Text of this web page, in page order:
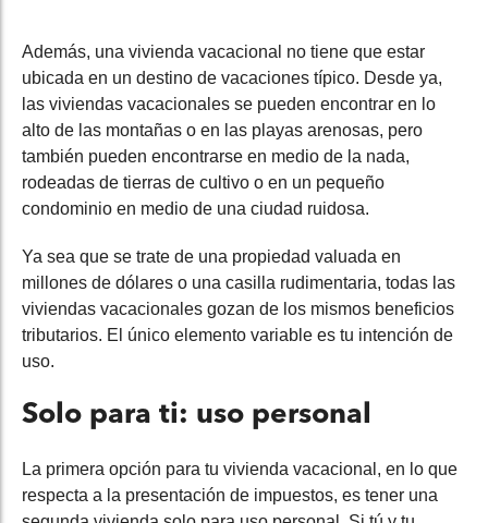
Además, una vivienda vacacional no tiene que estar
ubicada en un destino de vacaciones típico. Desde ya,
las viviendas vacacionales se pueden encontrar en lo
alto de las montañas o en las playas arenosas, pero
también pueden encontrarse en medio de la nada,
rodeadas de tierras de cultivo o en un pequeño
condominio en medio de una ciudad ruidosa.
Ya sea que se trate de una propiedad valuada en
millones de dólares o una casilla rudimentaria, todas las
viviendas vacacionales gozan de los mismos beneficios
tributarios. El único elemento variable es tu intención de
uso.
Solo para ti: uso personal
La primera opción para tu vivienda vacacional, en lo que
respecta a la presentación de impuestos, es tener una